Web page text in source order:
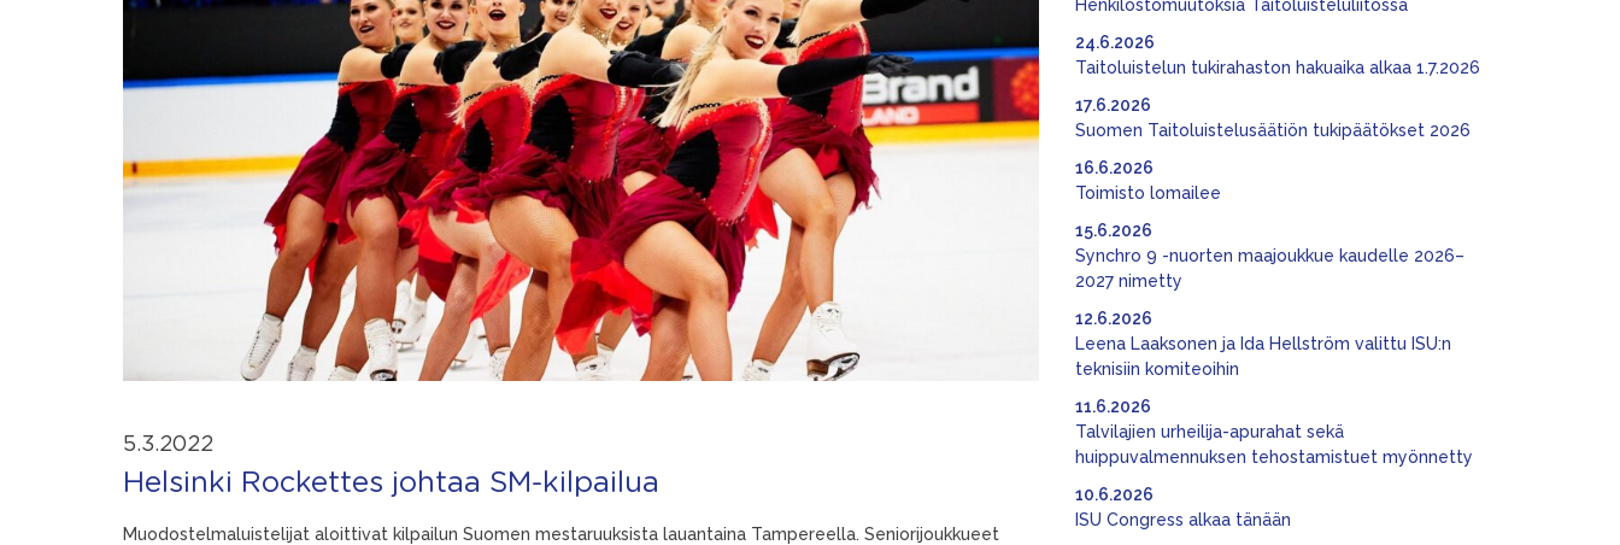
5.3.2022
Helsinki Rockettes johtaa SM-kilpailua
Muodostelmaluistelijat aloittivat kilpailun Suomen mestaruuksista lauantaina Tampereella. Seniorijoukkueet
Henkilöstömuutoksia Taitoluisteluliitossa
Taitoluistelun tukirahaston hakuaika alkaa 1.7.2026
24.6.2026
Suomen Taitoluistelusäätiön tukipäätökset 2026
17.6.2026
Toimisto lomailee
16.6.2026
Synchro 9 -nuorten maajoukkue kaudelle 2026–
2027 nimetty
15.6.2026
Leena Laaksonen ja Ida Hellström valittu ISU:n
teknisiin komiteoihin
12.6.2026
Talvilajien urheilija-apurahat sekä
huippuvalmennuksen tehostamistuet myönnetty
11.6.2026
ISU Congress alkaa tänään
10.6.2026